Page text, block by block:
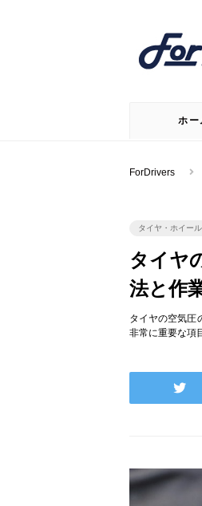
ホー
ForDrivers
タイヤ・ホイール
タイヤ
法と作
タイヤの空気圧
非常に重要な項